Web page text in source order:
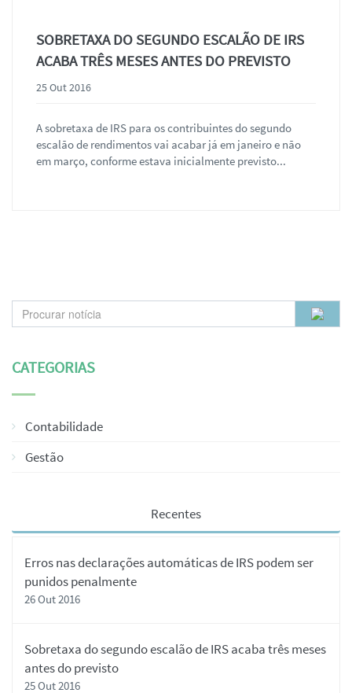
SOBRETAXA DO SEGUNDO ESCALÃO DE IRS
ACABA TRÊS MESES ANTES DO PREVISTO
25 Out 2016
A sobretaxa de IRS para os contribuintes do segundo
escalão de rendimentos vai acabar já em janeiro e não
em março, conforme estava inicialmente previsto...
CATEGORIAS
Contabilidade
Gestão
Recentes
Erros nas declarações automáticas de IRS podem ser
punidos penalmente
26 Out 2016
Sobretaxa do segundo escalão de IRS acaba três meses
antes do previsto
25 Out 2016